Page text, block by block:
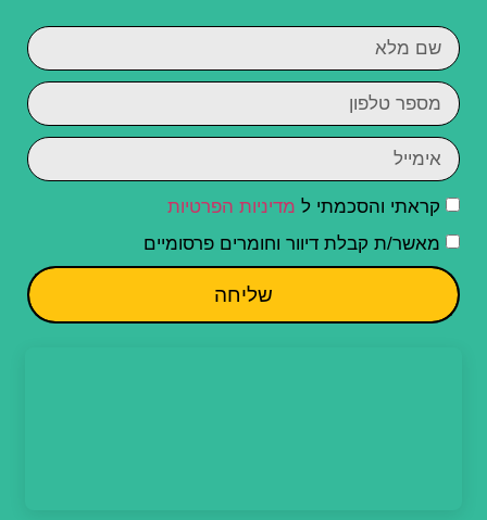
קראתי והסכמתי ל מדיניות הפרטיות
מאשר/ת קבלת דיוור וחומרים פרסומיים
שליחה